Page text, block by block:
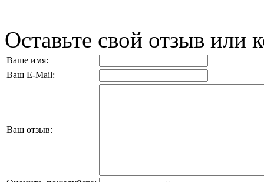
Оставьте свой отзыв или
Ваше имя:
Ваш E-Mail:
Ваш отзыв: